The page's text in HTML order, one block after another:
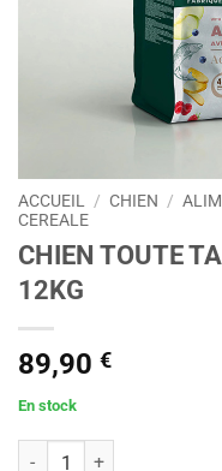
ACCUEIL / CHIEN /
CEREALE
CHIEN TOUTE
12KG
89,90 €
En stock
quantité de CHIEN TOUTE